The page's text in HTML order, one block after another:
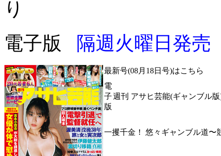
電子版 隔週火曜日発売
最新号(08月18日号)はこちら
電
子
版
週刊 アサヒ芸能(ギャンブル
一攫千金！ 悠々ギャンブル道〜